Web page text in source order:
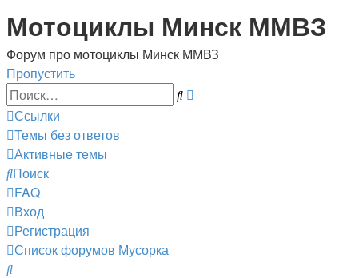
Мотоциклы Минск ММВЗ
Форум про мотоциклы Минск ММВЗ
Пропустить
Поиск
Ссылки
Темы без ответов
Активные темы
Поиск
FAQ
Вход
Регистрация
Список форумов Мусорка
Поиск